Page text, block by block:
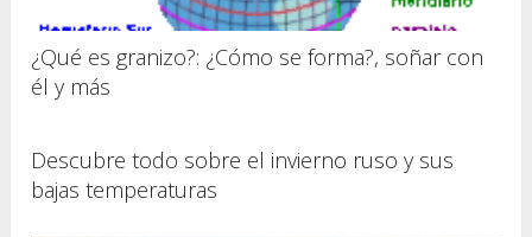
¿Qué es granizo?: ¿Cómo se forma?, soñar con
él y más
Descubre todo sobre el invierno ruso y sus
bajas temperaturas